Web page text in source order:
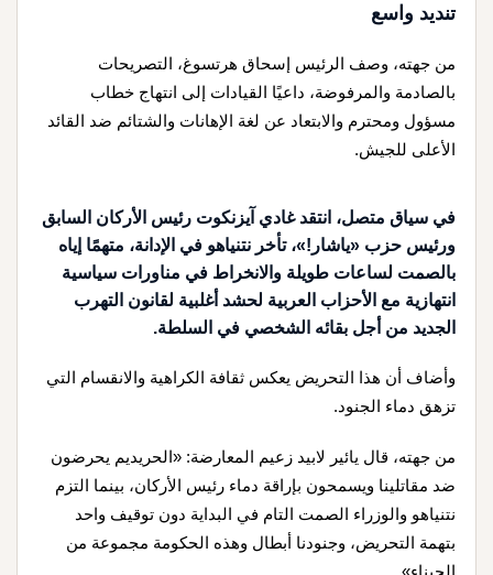
تنديد واسع
من جهته، وصف الرئيس إسحاق هرتسوغ، التصريحات
بالصادمة والمرفوضة، داعيًا القيادات إلى انتهاج خطاب
مسؤول ومحترم والابتعاد عن لغة الإهانات والشتائم ضد القائد
الأعلى للجيش.
في سياق متصل، انتقد غادي آيزنكوت رئيس الأركان السابق
ورئيس حزب «ياشار!»، تأخر نتنياهو في الإدانة، متهمًا إياه
بالصمت لساعات طويلة والانخراط في مناورات سياسية
انتهازية مع الأحزاب العربية لحشد أغلبية لقانون التهرب
الجديد من أجل بقائه الشخصي في السلطة.
وأضاف أن هذا التحريض يعكس ثقافة الكراهية والانقسام التي
تزهق دماء الجنود.
من جهته، قال يائير لابيد زعيم المعارضة: «الحريديم يحرضون
ضد مقاتلينا ويسمحون بإراقة دماء رئيس الأركان، بينما التزم
نتنياهو والوزراء الصمت التام في البداية دون توقيف واحد
بتهمة التحريض، وجنودنا أبطال وهذه الحكومة مجموعة من
الجبناء».